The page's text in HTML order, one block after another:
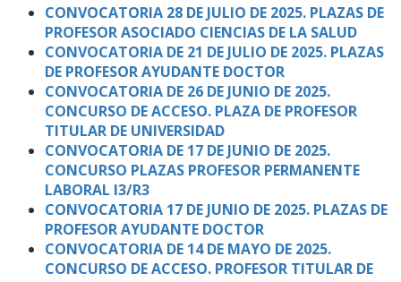
CONVOCATORIA 28 DE JULIO DE 2025. PLAZAS DE
PROFESOR ASOCIADO CIENCIAS DE LA SALUD
CONVOCATORIA DE 21 DE JULIO DE 2025. PLAZAS
DE PROFESOR AYUDANTE DOCTOR
CONVOCATORIA DE 26 DE JUNIO DE 2025.
CONCURSO DE ACCESO. PLAZA DE PROFESOR
TITULAR DE UNIVERSIDAD
CONVOCATORIA DE 17 DE JUNIO DE 2025.
CONCURSO PLAZAS PROFESOR PERMANENTE
LABORAL I3/R3
CONVOCATORIA 17 DE JUNIO DE 2025. PLAZAS DE
PROFESOR AYUDANTE DOCTOR
CONVOCATORIA DE 14 DE MAYO DE 2025.
CONCURSO DE ACCESO. PROFESOR TITULAR DE